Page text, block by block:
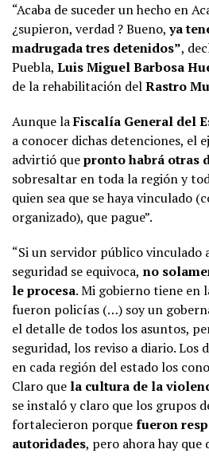
“Acaba de suceder un hecho en
¿supieron, verdad ? Bueno,ya
madrugada tres detenidos”,
Puebla, Luis Miguel Barbosa
de la rehabilitación delRastro
Aunque laFiscalía General del
a conocer dichas detenciones, el
advirtió quepronto habrá otras
sobresaltar en toda la región y
quien sea que se haya vinculado
organizado), que pague”.
“Si un servidor público vinculado
seguridad se equivoca, no
le procesa. Mi gobierno tiene en
fueron policías (…) soy un
el detalle de todos los asuntos,
seguridad, los reviso a diario. Los
en cada región del estado los
Claro que la cultura de la
se instaló y claro que los grupos
fortalecieron porquefueron
autoridades, pero ahora hay que